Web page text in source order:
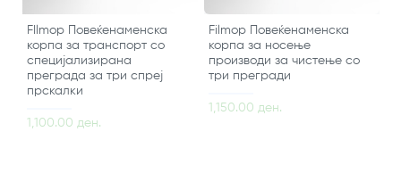
FIlmop Повеќенаменска
корпа за транспорт со
специјализирана
преграда за три спреј
прскалки
1,100.00 ден.
Filmop Повеќенаменска
корпа за носење
производи за чистење со
три прегради
1,150.00 ден.